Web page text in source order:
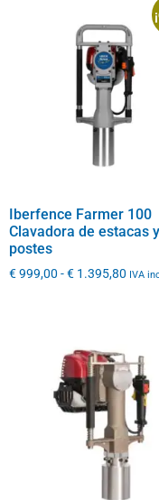
Iberfence Farmer 100
Clavadora de estacas y
postes
€999,00 -€ 1.395,80 IVA